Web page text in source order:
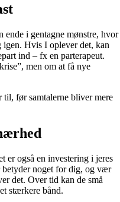
ende i gentagne mønstre, hvor
Hvis I oplever det, kan
ind – fx en parterapeut.
men om at få nye
til, før samtalerne bliver mere
er også en investering i jeres
betyder noget for dig, og vær
det. Over tid kan de små
stærkere bånd.